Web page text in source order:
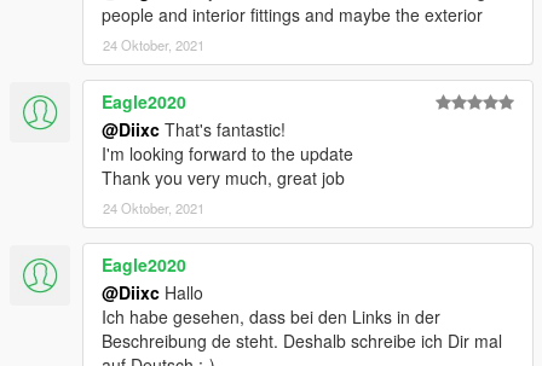
people and interior fittings and maybe the exterior
24 Oktober, 2021
Eagle2020
@Diixc That's fantastic!
I'm looking forward to the update
Thank you very much, great job
24 Oktober, 2021
Eagle2020
@Diixc Hallo
Ich habe gesehen, dass bei den Links in der
Beschreibung de steht. Deshalb schreibe ich Dir mal